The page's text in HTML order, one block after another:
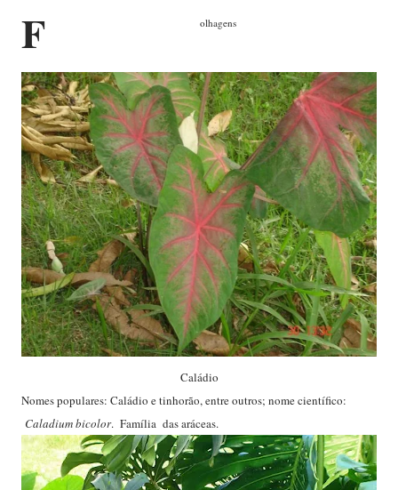
F olhagens
Caládio
Nomes populares: Caládio e tinhorão, entre outros; nome científico:
Caladium bicolor. Família das aráceas.